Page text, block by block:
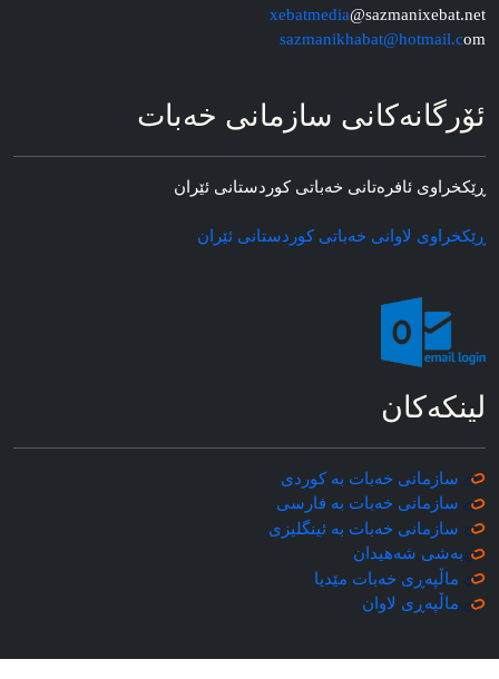
xebatmedia@sazmanixebat.net
sazmanikhabat@hotmail.com
ئۆرگانه‌کانی سازمانی خه‌بات
ڕێکخراوی ئافره‌تانی خه‌باتی کوردستانی ئێران
ڕێکخراوی لاوانی خه‌باتی کوردستانی ئێران
لینکه‌کان
سازمانی خه‌بات به کوردی
سازمانی خه‌بات به فارسی
سازمانی خه‌بات به ئینگلیزی
به‌شی شه‌هیدان
ماڵپه‌ڕی خه‌بات مێدیا
ماڵپه‌ڕی لاوان